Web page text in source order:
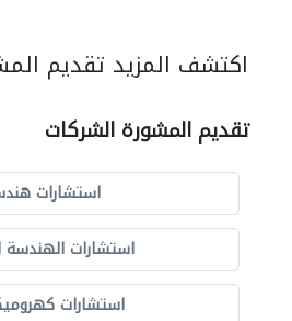
اكتشف المزيد تقديم
تقديم المشورة الشركات
استشارات
استشارات الهندسة
استشارات